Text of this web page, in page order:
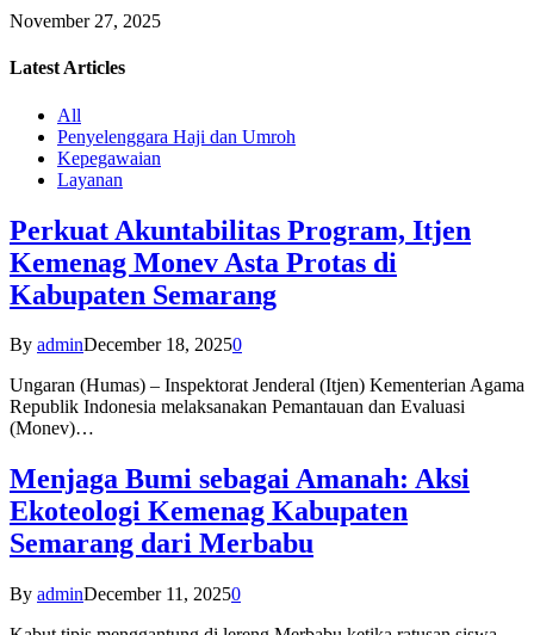
November 27, 2025
Latest Articles
All
Penyelenggara Haji dan Umroh
Kepegawaian
Layanan
Perkuat Akuntabilitas Program, Itjen
Kemenag Monev Asta Protas di
Kabupaten Semarang
By adminDecember 18, 20250
Ungaran (Humas) – Inspektorat Jenderal (Itjen) Kementerian Agama
Republik Indonesia melaksanakan Pemantauan dan Evaluasi
(Monev)…
Menjaga Bumi sebagai Amanah: Aksi
Ekoteologi Kemenag Kabupaten
Semarang dari Merbabu
By adminDecember 11, 20250